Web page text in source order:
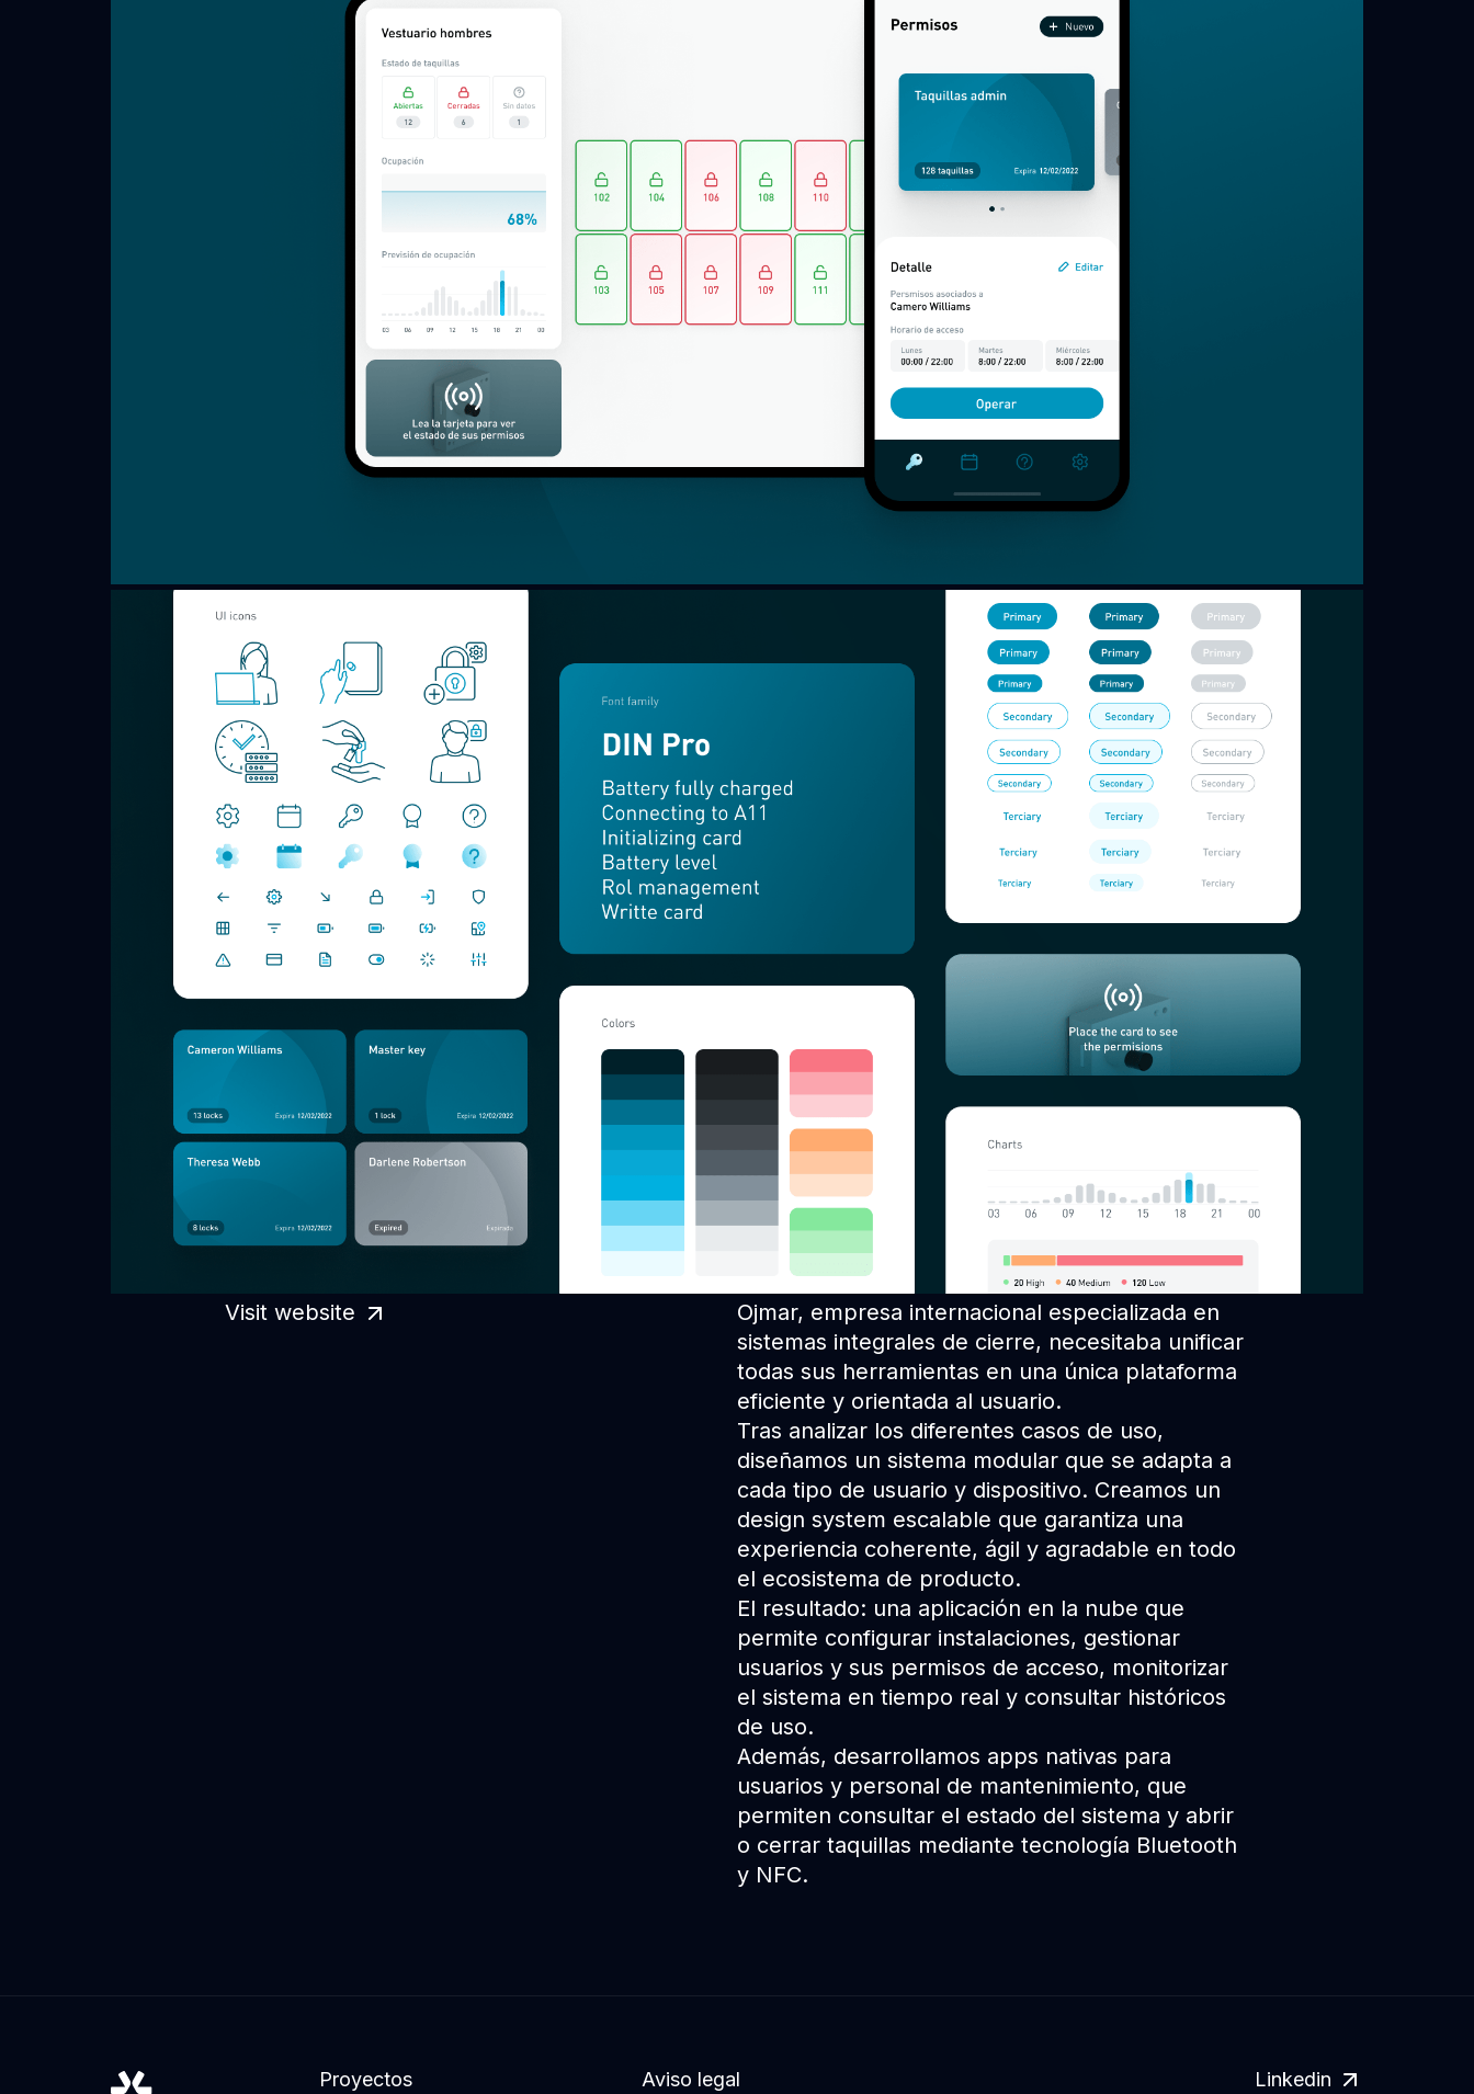
Visit website
Ojmar, empresa internacional especializada en
sistemas integrales de cierre, necesitaba unificar
todas sus herramientas en una única plataforma
eficiente y orientada al usuario.
Tras analizar los diferentes casos de uso,
diseñamos un sistema modular que se adapta a
cada tipo de usuario y dispositivo. Creamos un
design system escalable que garantiza una
experiencia coherente, ágil y agradable en todo
el ecosistema de producto.
El resultado: una aplicación en la nube que
permite configurar instalaciones, gestionar
usuarios y sus permisos de acceso, monitorizar
el sistema en tiempo real y consultar históricos
de uso.
Además, desarrollamos apps nativas para
usuarios y personal de mantenimiento, que
permiten consultar el estado del sistema y abrir
o cerrar taquillas mediante tecnología Bluetooth
y NFC.
Proyectos Aviso legal Linkedin